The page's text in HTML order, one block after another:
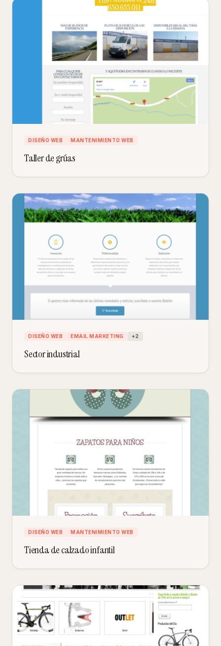
DISEÑO WEB MANTENIMIENTO WEB
Taller de grúas
DISEÑO WEB EMAIL MARKETING +2
Sector industrial
DISEÑO WEB MANTENIMIENTO WEB
Tienda de calzado infantil